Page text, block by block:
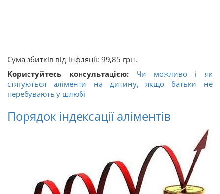
Сума збитків від інфляції: 99,85 грн.
Користуйтесь консультацією:
Чи можливо і як
стягуються аліменти на дитину, якщо батьки не
перебувають у шлюбі
Порядок індексації аліментів